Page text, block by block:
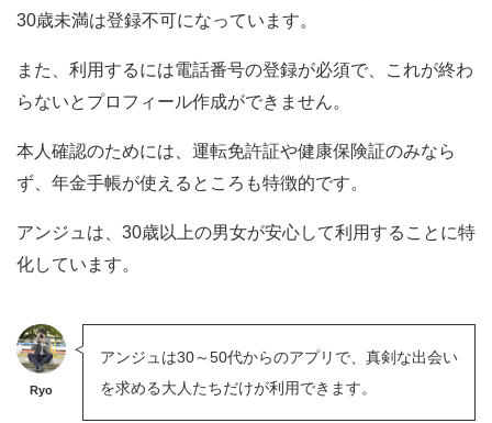
30歳未満は登録不可になっています。
また、利用するには電話番号の登録が必須で、これが終わ
らないとプロフィール作成ができません。
本人確認のためには、運転免許証や健康保険証のみなら
ず、年金手帳が使えるところも特徴的です。
アンジュは、30歳以上の男女が安心して利用することに特
化しています。
Ryo
アンジュは30～50代からのアプリで、真剣な出会い
を求める大人たちだけが利用できます。